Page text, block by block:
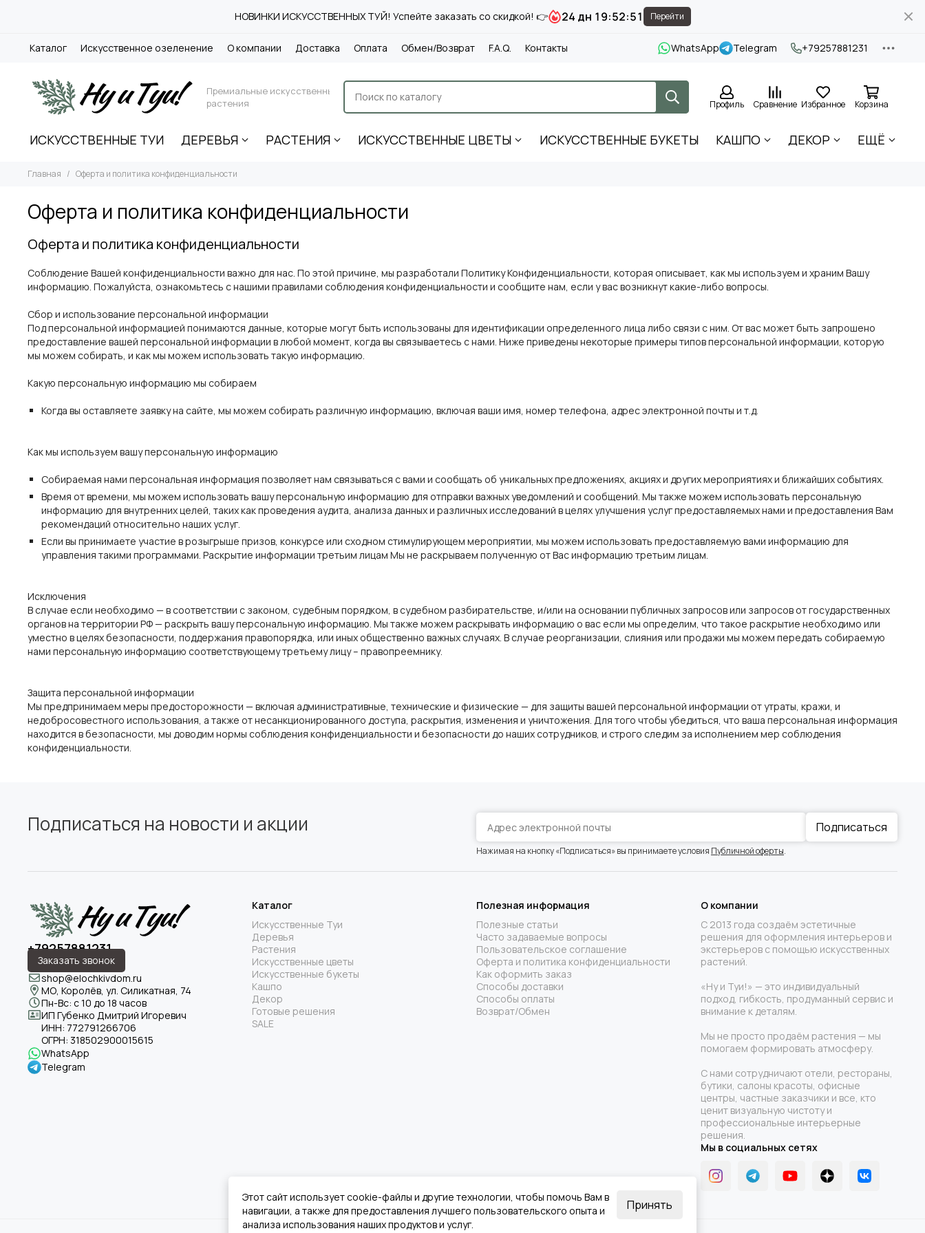
НОВИНКИ ИСКУССТВЕННЫХ ТУЙ! Успейте заказать со скидкой! 👉 24 дн 19:52:51 Перейти
Каталог Искусственное озеленение О компании Доставка Оплата Обмен/Возврат F.A.Q. Контакты WhatsApp Telegram +79257881231
Премиальные искусственные
растения
Профиль Сравнение Избранное Корзина
ИСКУССТВЕННЫЕ ТУИ ДЕРЕВЬЯ РАСТЕНИЯ ИСКУССТВЕННЫЕ ЦВЕТЫ ИСКУССТВЕННЫЕ БУКЕТЫ КАШПО ДЕКОР ЕЩЁ
Главная Оферта и политика конфиденциальности
Оферта и политика конфиденциальности
Оферта и политика конфиденциальности
Соблюдение Вашей конфиденциальности важно для нас. По этой причине, мы разработали Политику Конфиденциальности, которая описывает, как мы используем и храним Вашу
информацию. Пожалуйста, ознакомьтесь с нашими правилами соблюдения конфиденциальности и сообщите нам, если у вас возникнут какие-либо вопросы.
Сбор и использование персональной информации
Под персональной информацией понимаются данные, которые могут быть использованы для идентификации определенного лица либо связи с ним. От вас может быть запрошено
предоставление вашей персональной информации в любой момент, когда вы связываетесь с нами. Ниже приведены некоторые примеры типов персональной информации, которую
мы можем собирать, и как мы можем использовать такую информацию.
Какую персональную информацию мы собираем
Когда вы оставляете заявку на сайте, мы можем собирать различную информацию, включая ваши имя, номер телефона, адрес электронной почты и т.д.
Как мы используем вашу персональную информацию
Собираемая нами персональная информация позволяет нам связываться с вами и сообщать об уникальных предложениях, акциях и других мероприятиях и ближайших событиях.
Время от времени, мы можем использовать вашу персональную информацию для отправки важных уведомлений и сообщений. Мы также можем использовать персональную
информацию для внутренних целей, таких как проведения аудита, анализа данных и различных исследований в целях улучшения услуг предоставляемых нами и предоставления Вам
рекомендаций относительно наших услуг.
Если вы принимаете участие в розыгрыше призов, конкурсе или сходном стимулирующем мероприятии, мы можем использовать предоставляемую вами информацию для
управления такими программами. Раскрытие информации третьим лицам Мы не раскрываем полученную от Вас информацию третьим лицам.
Исключения
В случае если необходимо — в соответствии с законом, судебным порядком, в судебном разбирательстве, и/или на основании публичных запросов или запросов от государственных
органов на территории РФ — раскрыть вашу персональную информацию. Мы также можем раскрывать информацию о вас если мы определим, что такое раскрытие необходимо или
уместно в целях безопасности, поддержания правопорядка, или иных общественно важных случаях. В случае реорганизации, слияния или продажи мы можем передать собираемую
нами персональную информацию соответствующему третьему лицу – правопреемнику.
Защита персональной информации
Мы предпринимаем меры предосторожности — включая административные, технические и физические — для защиты вашей персональной информации от утраты, кражи, и
недобросовестного использования, а также от несанкционированного доступа, раскрытия, изменения и уничтожения. Для того чтобы убедиться, что ваша персональная информация
находится в безопасности, мы доводим нормы соблюдения конфиденциальности и безопасности до наших сотрудников, и строго следим за исполнением мер соблюдения
конфиденциальности.
Подписаться на новости и акции Подписаться
Нажимая на кнопку «Подписаться» вы принимаете условия Публичной оферты.
+79257881231
Заказать звонок
shop@elochkivdom.ru
МО, Королёв, ул. Силикатная, 74
Пн-Вс: с 10 до 18 часов
ИП Губенко Дмитрий Игоревич
ИНН: 772791266706
ОГРН: 318502900015615
WhatsApp
Telegram
Каталог
Искусственные Туи
Деревья
Растения
Искусственные цветы
Искусственные букеты
Кашпо
Декор
Готовые решения
SALE
Полезная информация
Полезные статьи
Часто задаваемые вопросы
Пользовательское соглашение
Оферта и политика конфиденциальности
Как оформить заказ
Способы доставки
Способы оплаты
Возврат/Обмен
О компании
С 2013 года создаём эстетичные
решения для оформления интерьеров и
экстерьеров с помощью искусственных
растений.
«Ну и Туи!» — это индивидуальный
подход, гибкость, продуманный сервис и
внимание к деталям.
Мы не просто продаём растения — мы
помогаем формировать атмосферу.
С нами сотрудничают отели, рестораны,
бутики, салоны красоты, офисные
центры, частные заказчики и все, кто
ценит визуальную чистоту и
профессиональные интерьерные
решения.
Мы в социальных сетях
Этот сайт использует cookie-файлы и другие технологии, чтобы помочь Вам в
навигации, а также для предоставления лучшего пользовательского опыта и
анализа использования наших продуктов и услуг.
Принять